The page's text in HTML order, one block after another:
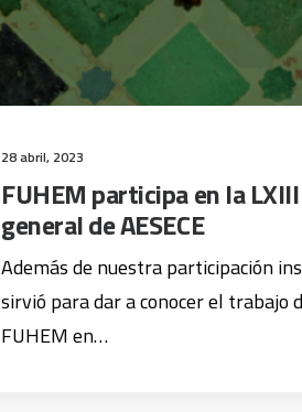
28 abril, 2023
FUHEM participa en la
general de AESECE
Además de nuestra participación
sirvió para dar a conocer el trabajo
FUHEM en…